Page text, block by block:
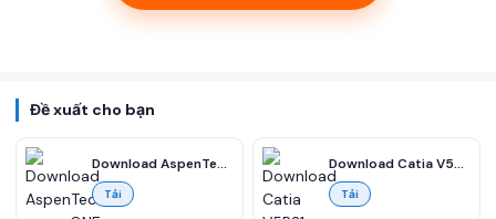
Đề xuất cho bạn
Download AspenTech aspenONE 14 Suite 2023 v14.01 full miễn phí
Tải
Download Catia V5R21 CAD/CAM/CAE Full Vesion (32&64-bit) Miễn phí
Tải